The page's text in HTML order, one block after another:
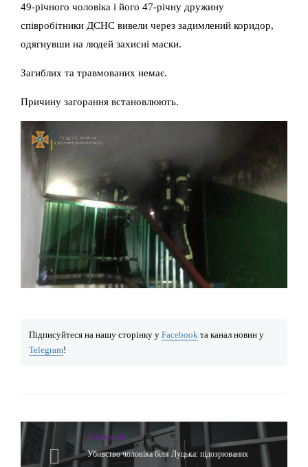
49-річного чоловіка і його 47-річну дружину
співробітники ДСНС вивели через задимлений коридор,
одягнувши на людей захисні маски.
Загиблих та травмованих немає.
Причину загорання встановлюють.
Підписуйтеся на нашу сторінку у Facebook та канал новин у
Telegram!
Yсі новини
Убивство чоловіка біля Луцька: підозрюваних